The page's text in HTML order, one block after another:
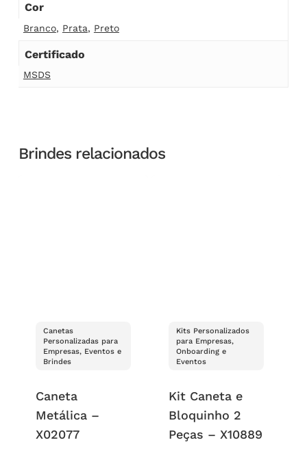
Cor
Branco, Prata, Preto
Certificado
MSDS
Brindes relacionados
Canetas
Personalizadas para
Empresas, Eventos e
Brindes
Caneta
Metálica –
X02077
Kits Personalizados
para Empresas,
Onboarding e
Eventos
Kit Caneta e
Bloquinho 2
Peças – X10889